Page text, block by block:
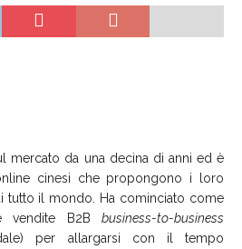
mercato da una decina di anni ed è
cinesi che propongono i loro
tutto il mondo. Ha cominciato come
vendite B2B business-to-business
per allargarsi con il tempo